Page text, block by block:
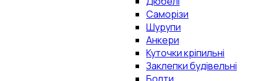
Саморізи
Шурупи
Анкери
Куточки кріпильні
Заклепки будівельні